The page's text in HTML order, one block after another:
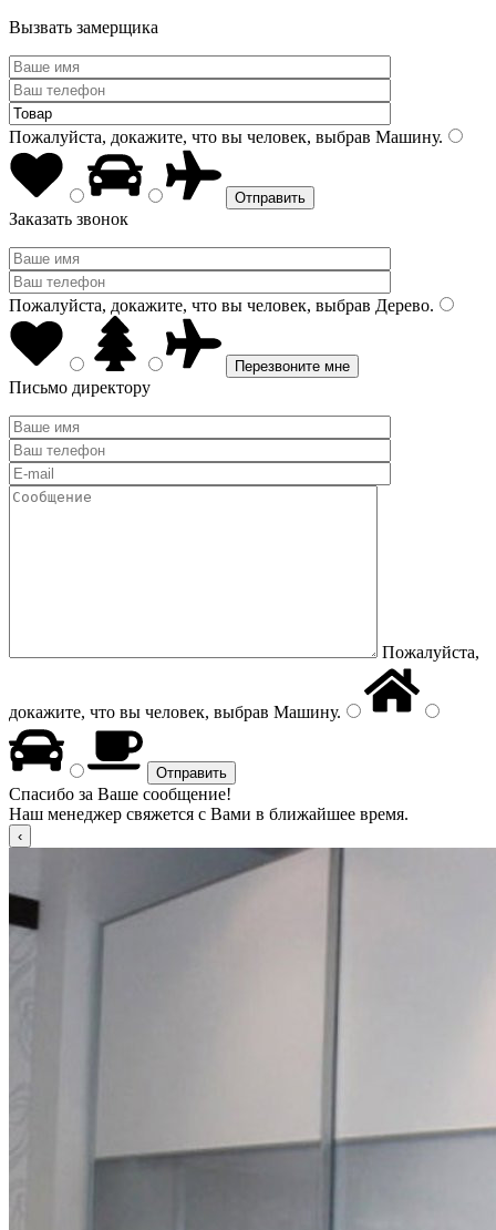
Вызвать замерщика
Пожалуйста, докажите, что вы человек, выбрав Машину.
Заказать звонок
Пожалуйста, докажите, что вы человек, выбрав Дерево.
Письмо директору
Пожалуйста,
докажите, что вы человек, выбрав Машину.
Спасибо за Ваше сообщение!
Наш менеджер свяжется с Вами в ближайшее время.